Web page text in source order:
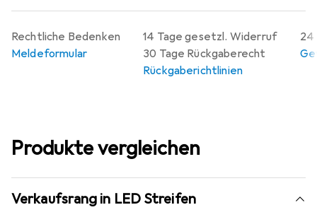
14 Tage gesetzl. Widerruf
30 Tage Rückgaberecht
Rückgaberichtlinien
24
Rechtliche Bedenken
Meldeformular
Produkte vergleichen
Verkaufsrang in LED Streifen